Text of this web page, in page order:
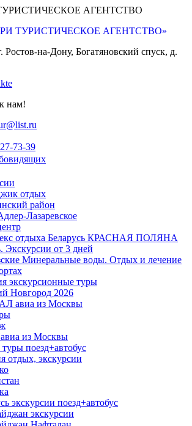
ТУРИСТИЧЕСКОЕ АГЕНТСТВО»
Ростов-на-Дону, Богатяновский спуск, д.
нам!
73-39
отдых
район
Лазаревское
отдыха Беларусь КРАСНАЯ ПОЛЯНА
Экскурсии от 3 дней
Минеральные воды. Отдых и лечение
экскурсионные туры
Новгород 2026
авиа из Москвы
из Москвы
туры поезд+автобус
отдых, экскурсии
экскурсии поезд+автобус
экскурсии